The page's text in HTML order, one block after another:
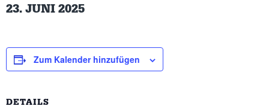
23. JUNI 2025
Zum Kalender hinzufügen
DETAILS